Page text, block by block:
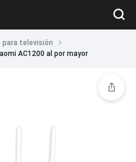
para televisión
AC1200 al por mayor